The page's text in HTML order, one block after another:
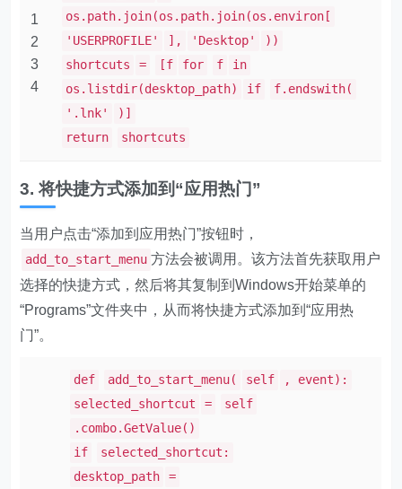
1
2
3
4
os.path.join(os.path.join(os.environ[
'USERPROFILE'
], 'Desktop'
))
shortcuts
= [f for f
in
os.listdir(desktop_path)
if
f.endswith(
'.lnk'
)]
return
shortcuts
3. 将快捷方式添加到“应用热门”
当用户点击“添加到应用热门”按钮时，
add_to_start_menu 方法会被调用。该方法首先获取用户
选择的快捷方式，然后将其复制到Windows开始菜单的
“Programs”文件夹中，从而将快捷方式添加到“应用热
门”。
def add_to_start_menu( self
, event):
selected_shortcut
=
self
.combo.GetValue()
if
selected_shortcut:
desktop_path
=